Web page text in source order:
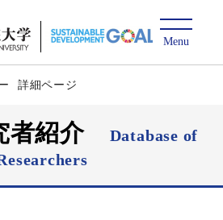
詳細ページ
者紹介
Database of